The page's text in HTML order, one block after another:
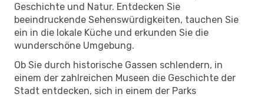
Geschichte und Natur. Entdecken Sie
beeindruckende Sehenswürdigkeiten, tauchen Sie
ein in die lokale Küche und erkunden Sie die
wunderschöne Umgebung.
Ob Sie durch historische Gassen schlendern, in
einem der zahlreichen Museen die Geschichte der
Stadt entdecken, sich in einem der Parks